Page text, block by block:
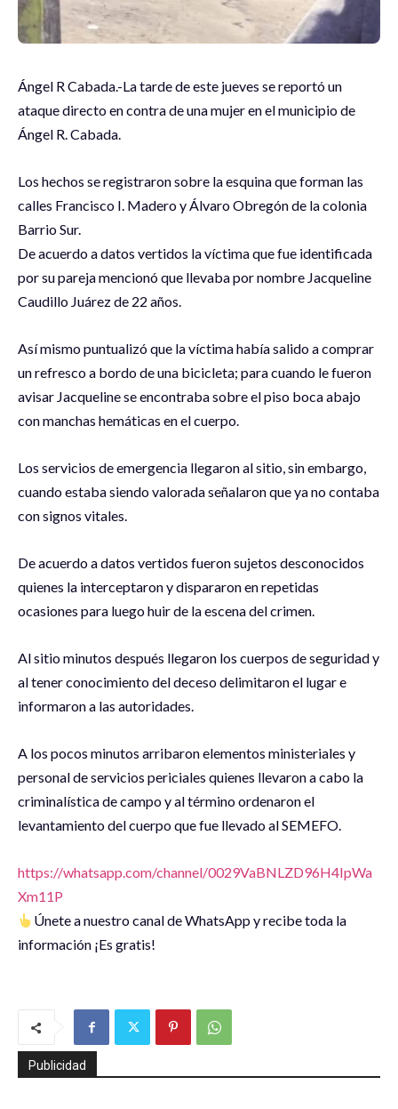
Ángel R Cabada.-La tarde de este jueves se reportó un
ataque directo en contra de una mujer en el municipio de
Ángel R. Cabada.
Los hechos se registraron sobre la esquina que forman las
calles Francisco I. Madero y Álvaro Obregón de la colonia
Barrio Sur.
De acuerdo a datos vertidos la víctima que fue identificada
por su pareja mencionó que llevaba por nombre Jacqueline
Caudillo Juárez de 22 años.
Así mismo puntualizó que la víctima había salido a comprar
un refresco a bordo de una bicicleta; para cuando le fueron
avisar Jacqueline se encontraba sobre el piso boca abajo
con manchas hemáticas en el cuerpo.
Los servicios de emergencia llegaron al sitio, sin embargo,
cuando estaba siendo valorada señalaron que ya no contaba
con signos vitales.
De acuerdo a datos vertidos fueron sujetos desconocidos
quienes la interceptaron y dispararon en repetidas
ocasiones para luego huir de la escena del crimen.
Al sitio minutos después llegaron los cuerpos de seguridad y
al tener conocimiento del deceso delimitaron el lugar e
informaron a las autoridades.
A los pocos minutos arribaron elementos ministeriales y
personal de servicios periciales quienes llevaron a cabo la
criminalística de campo y al término ordenaron el
levantamiento del cuerpo que fue llevado al SEMEFO.
https://whatsapp.com/channel/0029VaBNLZD96H4IpWa
Xm11P
Únete a nuestro canal de WhatsApp y recibe toda la
información ¡Es gratis!
Publicidad